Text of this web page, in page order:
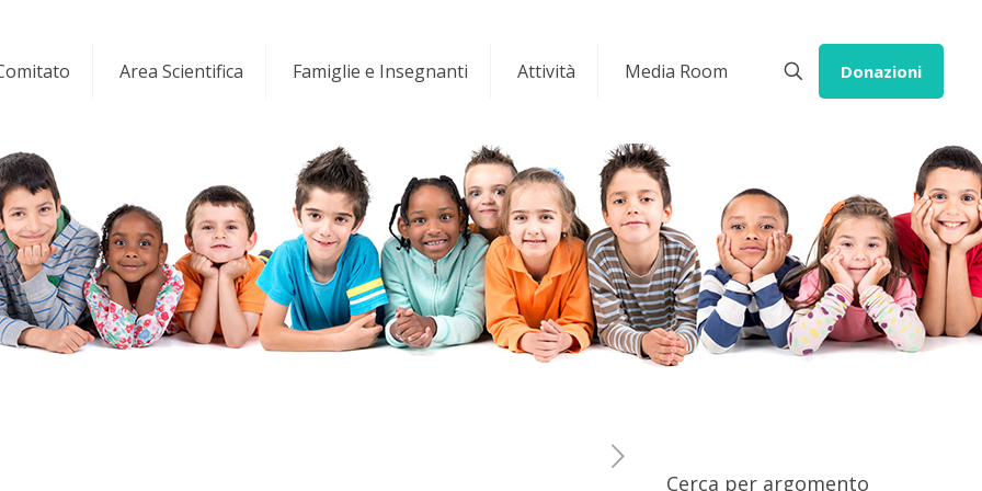
Area Scientifica Famiglie e Insegnanti Attività Media Room Donazioni
Cerca per argomento